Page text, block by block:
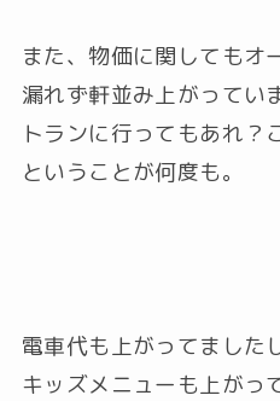
また、物価に関してもオ
漏れず軒並み上がってい
トランに行ってもあれ？
ということが何度も。
電車代も上がってました
キッズメニューも上が